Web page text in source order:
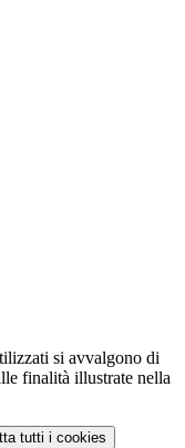
si avvalgono di
finalità illustrate nella
tutti i cookies